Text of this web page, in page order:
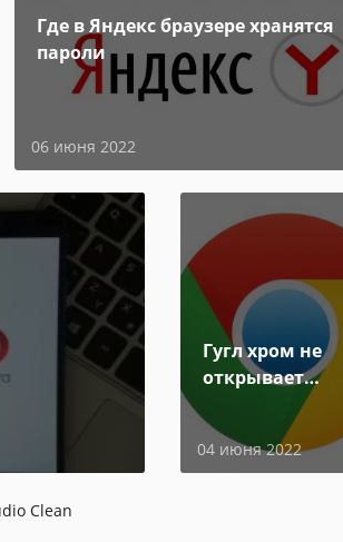
Где в Яндекс браузере хранятся
пароли
06 июня 2022
Гугл хром не
открывает
04 июня 2022
Clean